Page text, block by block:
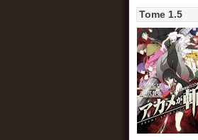
Tome 1.5